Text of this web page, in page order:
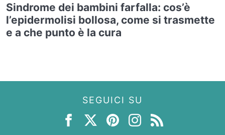
Sindrome dei bambini farfalla: cos’è
l’epidermolisi bollosa, come si trasmette
e a che punto è la cura
SEGUICI SU